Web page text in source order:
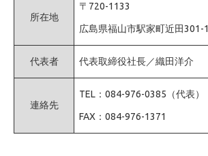
所在地
〒720-1133
広島県福山市駅家町近田301-1
代表者 代表取締役社長／織田洋介
連絡先
TEL：084-976-0385（代表）
FAX：084-976-1371